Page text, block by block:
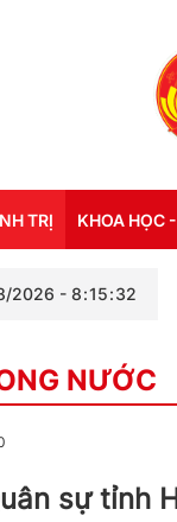
TRỊ
TẾ
NGÀY BÁC HỒ
KHOA HỌC
2026 - 8:15:34
NƯỚC
sự tỉnh